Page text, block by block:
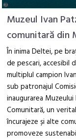
Muzeul Ivan
comunitară din
În inima Deltei, pe
de pescari, accesibil
multiplul campion
sub patronajul
inaugurarea
Comunitară, un
încurajeze și alte
promoveze